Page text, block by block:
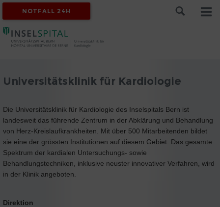
NOTFALL 24H
Universitätsklinik für Kardiologie
Die Universitätsklinik für Kardiologie des Inselspitals Bern ist
landesweit das führende Zentrum in der Abklärung und Behandlung
von Herz-Kreislaufkrankheiten. Mit über 500 Mitarbeitenden bildet
sie eine der grössten Institutionen auf diesem Gebiet. Das gesamte
Spektrum der kardialen Untersuchungs- sowie
Behandlungstechniken, inklusive neuster innovativer Verfahren, wird
in der Klinik angeboten.
Direktion